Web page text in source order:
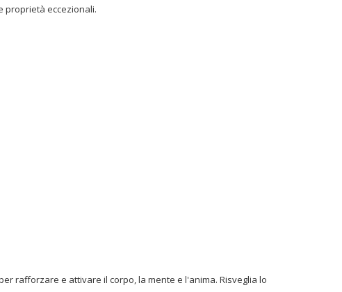
proprietà eccezionali.
rafforzare e attivare il corpo, la mente e l'anima. Risveglia lo